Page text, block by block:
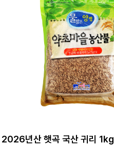
2026년산 햇곡 국산 귀리 1kg